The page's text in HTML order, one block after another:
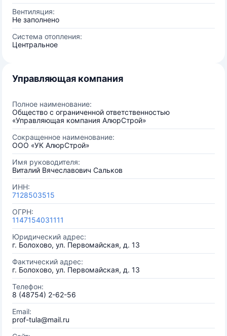
Вентиляция:
Не заполнено
Система отопления:
Центральное
Управляющая компания
Полное наименование:
Общество с ограниченной ответственностью
«Управляющая компания АлюрСтрой»
Сокращенное наименование:
ООО «УК АлюрСтрой»
Имя руководителя:
Виталий Вячеславович Сальков
ИНН:
7128503515
ОГРН:
1147154031111
Юридический адрес:
г. Болохово, ул. Первомайская, д. 13
Фактический адрес:
г. Болохово, ул. Первомайская, д. 13
Телефон:
8 (48754) 2-62-56
Email:
prof-tula@mail.ru